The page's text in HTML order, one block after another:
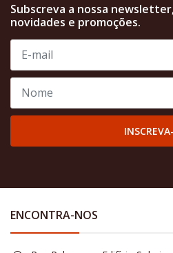
Subscreva a nossa
novidades e promoções.
ENCONTRA-NOS